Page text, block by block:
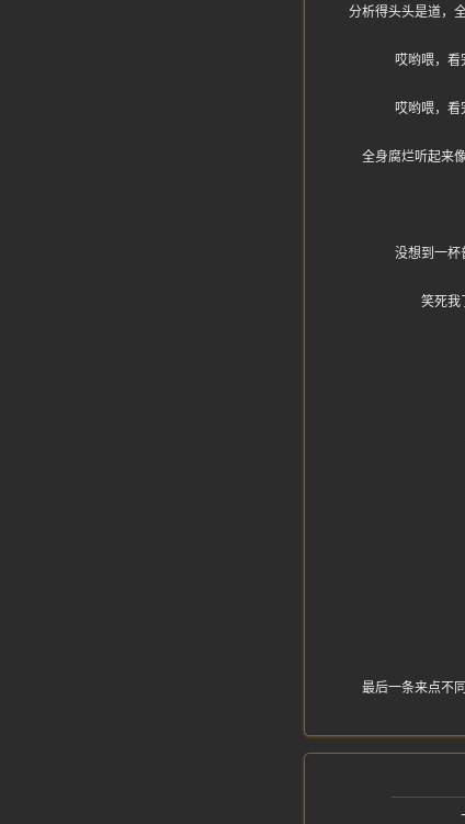
分析得头头是道，
哎哟喂，看
哎哟喂，看
全身腐烂听起来
没想到一杯
笑死我
最后一条来点不